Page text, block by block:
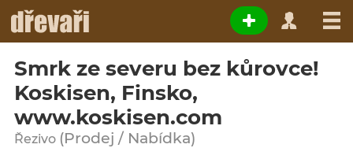
Smrk ze severu bez kůrovce!
Koskisen, Finsko,
www.koskisen.com
Řezivo (Prodej / Nabídka)